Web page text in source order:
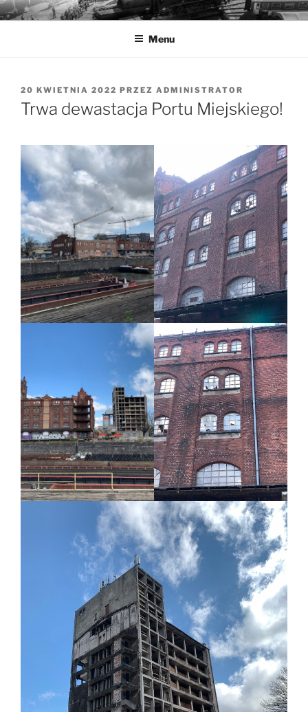
Przejdź
do
MUZEA TECHNIKI
Ochrona zabytków techniki
Menu
OPUBLIKOWANE
W
20 KWIETNIA 2022 PRZEZ ADMINISTRATOR
Trwa dewastacja Portu Miejskiego!